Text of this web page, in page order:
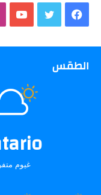
فيسبوك تويتر
الطقس
غيوم